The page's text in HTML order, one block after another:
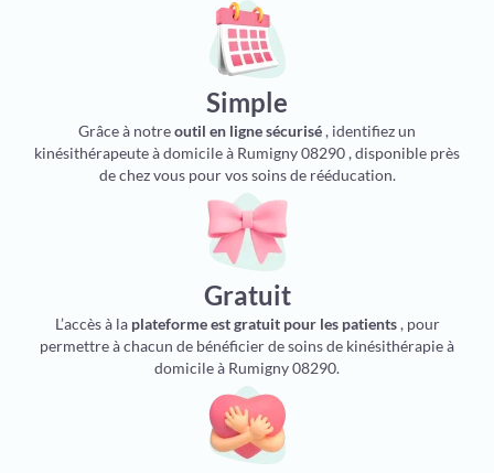
Simple
Grâce à notreoutil en ligne sécurisé, identifiez un
kinésithérapeute à domicile à Rumigny 08290 , disponible près
de chez vous pour vos soins de rééducation.
Gratuit
L’accès à la plateforme est gratuit pour les patients, pour
permettre à chacun de bénéficier de soins de kinésithérapie à
domicile à Rumigny 08290.